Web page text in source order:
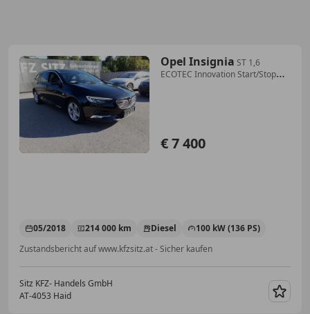
Opel Insignia ST 1,6
ECOTEC Innovation Start/Stop
€ 7 400
05/2018 214 000 km Diesel
100 kW (136 PS)
Zustandsbericht auf www.kfzsitz.at - Sicher kaufen
Sitz KFZ- Handels GmbH
AT-4053 Haid